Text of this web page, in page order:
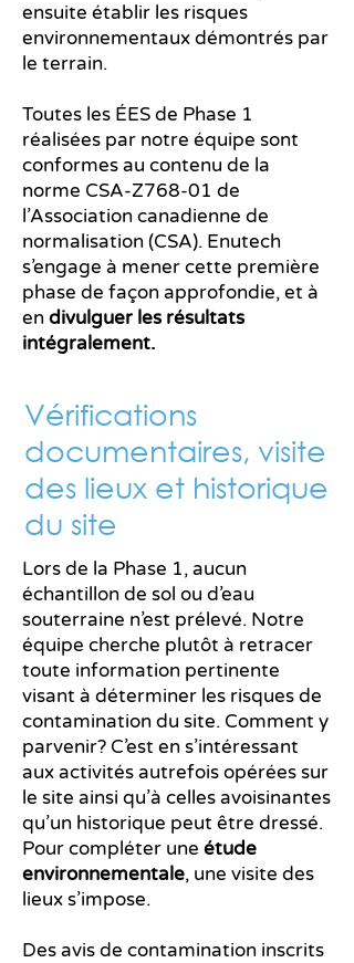
ensuite établir les risques
environnementaux démontrés par
le terrain.
Toutes les ÉES de Phase 1
réalisées par notre équipe sont
conformes au contenu de la
norme CSA-Z768-01 de
l’Association canadienne de
normalisation (CSA). Enutech
s’engage à mener cette première
phase de façon approfondie, et à
endivulguer les résultats
intégralement.
Vérifications
documentaires, visite
des lieux et historique
du site
Lors de la Phase 1, aucun
échantillon de sol ou d’eau
souterraine n’est prélevé. Notre
équipe cherche plutôt à retracer
toute information pertinente
visant à déterminer les risques de
contamination du site. Comment y
parvenir? C’est en s’intéressant
aux activités autrefois opérées sur
le site ainsi qu’à celles avoisinantes
qu’un historique peut être dressé.
Pour compléter une étude
environnementale, une visite des
lieux s’impose.
Des avis de contamination inscrits